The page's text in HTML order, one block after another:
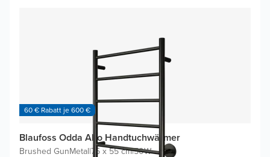
60 € Rabatt je 600 €
Blaufoss Odda Alto Handtuchwärmer
Brushed GunMetal|75 x 55 cm|50W